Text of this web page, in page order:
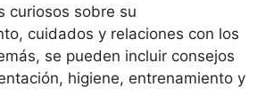
curiosos sobre su
cuidados y relaciones con los
se pueden incluir consejos
higiene, entrenamiento y